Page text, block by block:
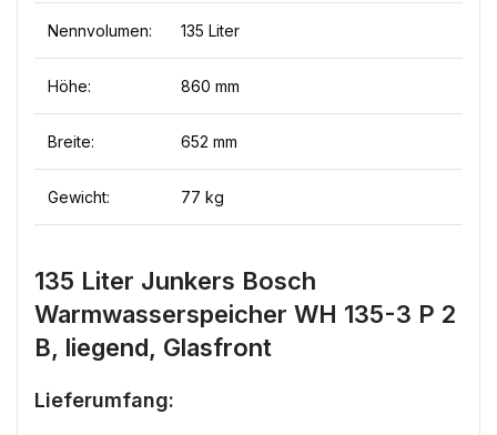
Nennvolumen: 135 Liter
Höhe: 860 mm
Breite: 652 mm
Gewicht: 77 kg
135 Liter Junkers Bosch
Warmwasserspeicher WH 135-3 P 2
B, liegend, Glasfront
Lieferumfang: